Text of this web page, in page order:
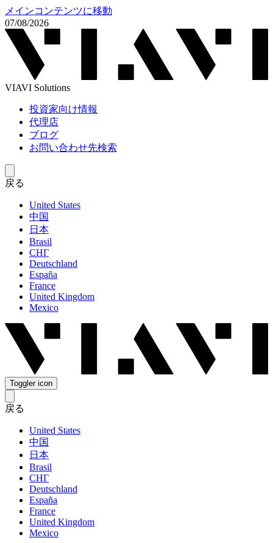
メインコンテンツに移動
07/08/2026
VIAVI Solutions
投資家向け情報
代理店
ブログ
お問い合わせ先検索
戻る
United States
中国
日本
Brasil
СНГ
Deutschland
España
France
United Kingdom
Mexico
Toggler icon
戻る
United States
中国
日本
Brasil
СНГ
Deutschland
España
France
United Kingdom
Mexico